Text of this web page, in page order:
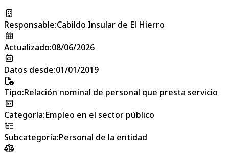
Responsable:Cabildo Insular de El Hierro
Actualizado:08/06/2026
Datos desde:01/01/2019
Tipo:Relación nominal de personal que presta servicio
Categoría:Empleo en el sector público
Subcategoría:Personal de la entidad